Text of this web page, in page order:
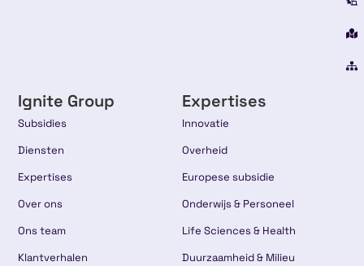
Ignite Group
Subsidies
Diensten
Expertises
Over ons
Ons team
Klantverhalen
Expertises
Innovatie
Overheid
Europese subsidie
Onderwijs & Personeel
Life Sciences & Health
Duurzaamheid & Milieu